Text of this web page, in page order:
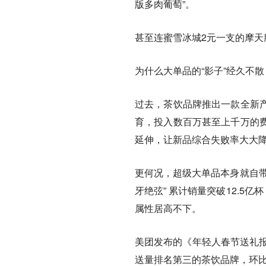
版多肉葡萄”。
甚至连蜜雪冰城2元一支的摩
为什么大单品的“影子”经久不
过去，茶饮品牌推出一款全新
育，投入数百万甚至上千万的
延伸，让新品综合失败率大大
更何况，超级大单品本身就自
牙绝弦” 累计销量突破12.5亿
属性居高不下。
美团发布的《年轻人春节送礼
送量排名第三的茶饮品牌，环